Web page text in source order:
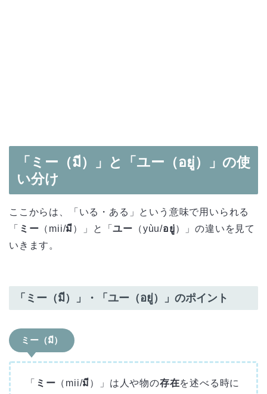
「ミー（มี）」と「ユー（อยู่）」の使
い分け
ここからは、「いる・ある」という意味で用いられる
「 ミー （mii/มี）」と「ユー （yùu/อยู่）」の違いを見て
いきます。
「ミー（มี）」・「ユー（อยู่）」のポイント
ミー（มี）
「 ミー （mii/มี）」は人や物の存在を述べる時に